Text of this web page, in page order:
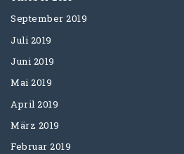
September 2019
Juli 2019
Juni 2019
Mai 2019
April 2019
März 2019
Februar 2019